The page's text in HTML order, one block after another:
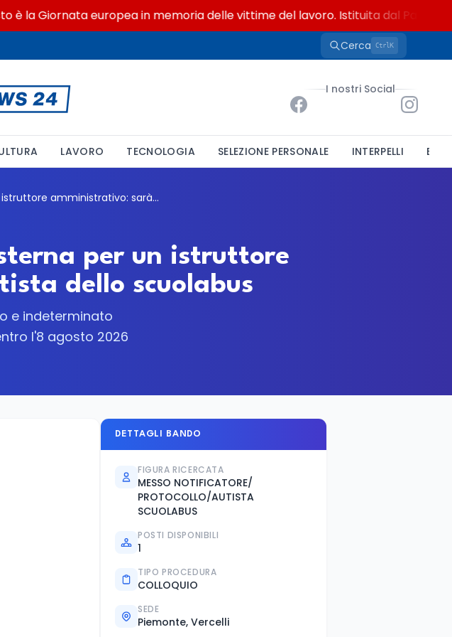
la Giornata europea in memoria delle vittime del lavoro. Istituita dal
Cerca CtrlK
I nostri Social
LAVORO TECNOLOGIA SELEZIONE PERSONALE INTERPELLI
Comune di Buronzo, mobilità esterna per un istruttore amministrativo: sarà anche autista dello scuolabus
per un istruttore
dello scuolabus
e indeterminato
l'8 agosto 2026
DETTAGLI BANDO
FIGURA RICERCATA
MESSO NOTIFICATORE/
PROTOCOLLO/AUTISTA
SCUOLABUS
POSTI DISPONIBILI
1
TIPO PROCEDURA
COLLOQUIO
SEDE
Piemonte, Vercelli